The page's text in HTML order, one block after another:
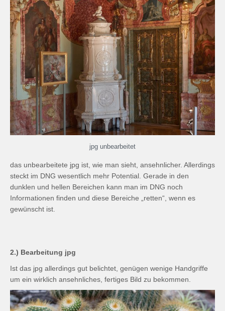
jpg unbearbeitet
das unbearbeitete jpg ist, wie man sieht, ansehnlicher. Allerdings
steckt im DNG wesentlich mehr Potential. Gerade in den
dunklen und hellen Bereichen kann man im DNG noch
Informationen finden und diese Bereiche „retten“, wenn es
gewünscht ist.
2.) Bearbeitung jpg
Ist das jpg allerdings gut belichtet, genügen wenige Handgriffe
um ein wirklich ansehnliches, fertiges Bild zu bekommen.